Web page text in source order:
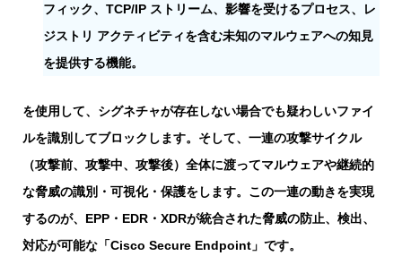
フィック、TCP/IP ストリーム、影響を受けるプロセス、レ
ジストリ アクティビティを含む未知のマルウェアへの知見
を提供する機能。
を使用して、シグネチャが存在しない場合でも疑わしいファイ
ルを識別してブロックします。そして、一連の攻撃サイクル
（攻撃前、攻撃中、攻撃後）全体に渡ってマルウェアや継続的
な脅威の識別・可視化・保護をします。この一連の動きを実現
するのが、EPP・EDR・XDRが統合された脅威の防止、検出、
対応が可能な「Cisco Secure Endpoint」です。